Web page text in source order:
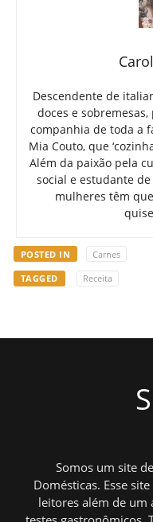
Descendente de
doces e
companhia de toda a
Mia Couto, que
Além da paixão pela
social e estudante
mulheres têm
POSTED IN Carnes
TAGGED Receita
Somos um site
Domésticas. Esse
leitores além de um